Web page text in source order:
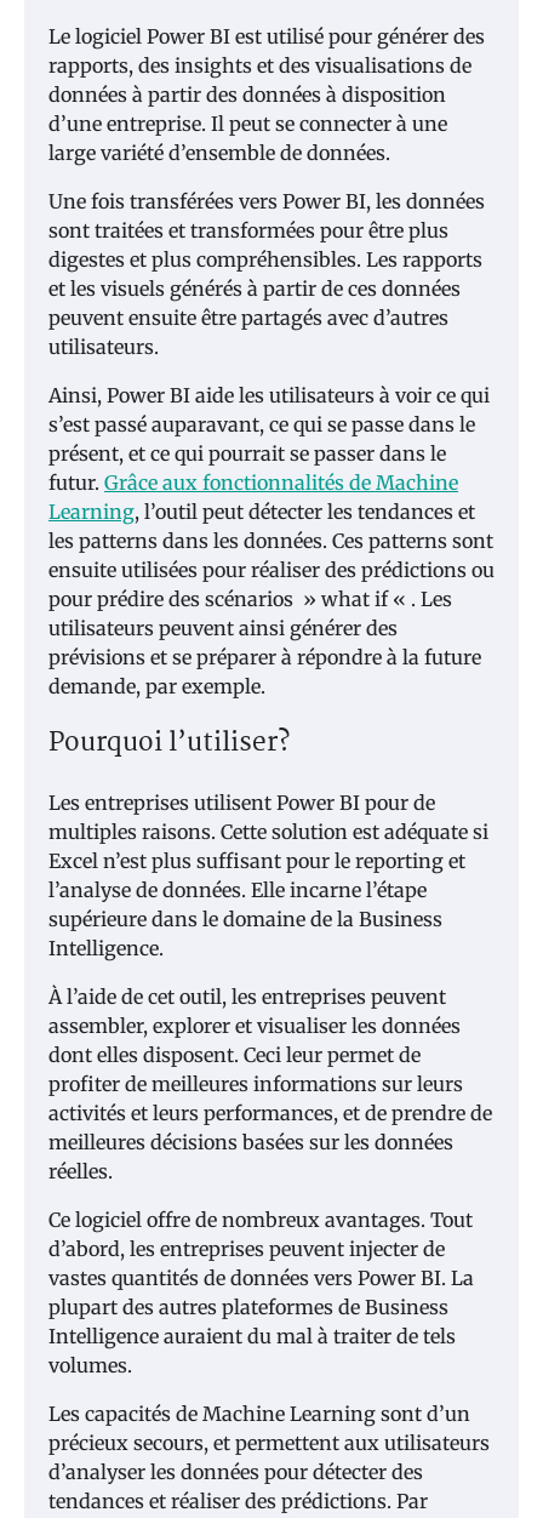
Le logiciel Power BI est utilisé pour générer des
rapports, des insights et des visualisations de
données à partir des données à disposition
d’une entreprise. Il peut se connecter à une
large variété d’ensemble de données.
Une fois transférées vers Power BI, les données
sont traitées et transformées pour être plus
digestes et plus compréhensibles. Les rapports
et les visuels générés à partir de ces données
peuvent ensuite être partagés avec d’autres
utilisateurs.
Ainsi, Power BI aide les utilisateurs à voir ce qui
s’est passé auparavant, ce qui se passe dans le
présent, et ce qui pourrait se passer dans le
futur. Grâce aux fonctionnalités de Machine
Learning, l’outil peut détecter les tendances et
les patterns dans les données. Ces patterns sont
ensuite utilisées pour réaliser des prédictions ou
pour prédire des scénarios » what if « . Les
utilisateurs peuvent ainsi générer des
prévisions et se préparer à répondre à la future
demande, par exemple.
Pourquoi l’utiliser?
Les entreprises utilisent Power BI pour de
multiples raisons. Cette solution est adéquate si
Excel n’est plus suffisant pour le reporting et
l’analyse de données. Elle incarne l’étape
supérieure dans le domaine de la Business
Intelligence.
À l’aide de cet outil, les entreprises peuvent
assembler, explorer et visualiser les données
dont elles disposent. Ceci leur permet de
profiter de meilleures informations sur leurs
activités et leurs performances, et de prendre de
meilleures décisions basées sur les données
réelles.
Ce logiciel offre de nombreux avantages. Tout
d’abord, les entreprises peuvent injecter de
vastes quantités de données vers Power BI. La
plupart des autres plateformes de Business
Intelligence auraient du mal à traiter de tels
volumes.
Les capacités de Machine Learning sont d’un
précieux secours, et permettent aux utilisateurs
d’analyser les données pour détecter des
tendances et réaliser des prédictions. Par